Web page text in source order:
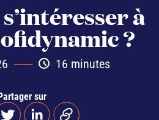
à
?
16 minutes
sur